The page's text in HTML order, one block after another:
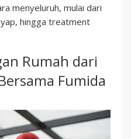
menyeluruh, mulai dari
hingga treatment
Rumah dari
Fumida